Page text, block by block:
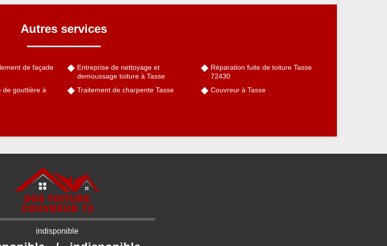
Autres services
de façade
de gouttière à
Entreprise de nettoyage et
demoussage toiture à Tasse
Traitement de charpente Tasse
Réparation fuite de toiture Tasse
72430
Couvreur à Tasse
indisponible